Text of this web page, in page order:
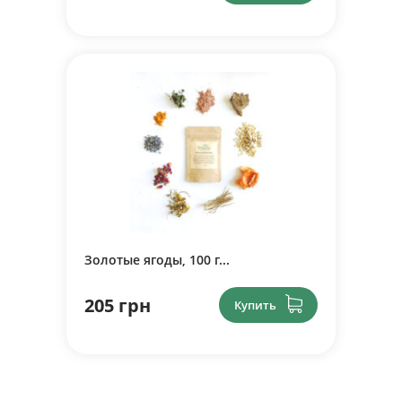
Золотые ягоды, 100 г...
205 грн Купить